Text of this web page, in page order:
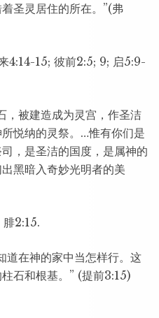
圣灵居住的所在。”(弗
4:14-15; 彼前2:5; 9; 启5:9-
，被建造成为灵宫，作圣洁
悦纳的灵祭。…惟有你们是
，是圣洁的国度，是属神的
黑暗入奇妙光明者的美
腓2:15.
道在神的家中当怎样行。这
石和根基。” (提前3:15)